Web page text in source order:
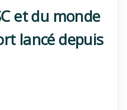
et du monde
lancé depuis